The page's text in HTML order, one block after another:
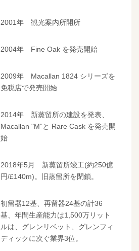
2001年 観光案内所開所
2004年 Fine Oak を発売開始
2009年 Macallan 1824 シリーズを
免税店で発売開始
2014年 新蒸留所の建設を発表、
Macallan "M”と Rare Cask を発売開
始
2018年5月 新蒸留所竣工(約250億
円/£140m)。旧蒸留所を閉鎖。
初留器12基、再留器24基の計36
基、年間生産能力は1,500万リット
ルは、グレンリベット、グレンフィ
ディックに次ぐ業界3位。